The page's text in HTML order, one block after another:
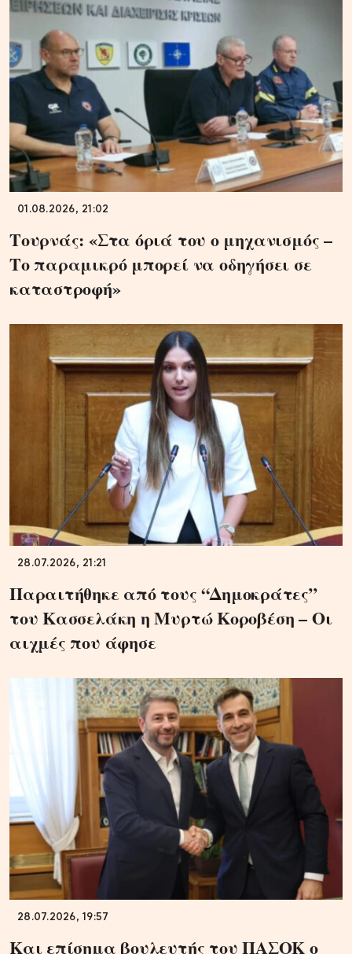
01.08.2026, 21:02
Τουρνάς: «Στα όριά του ο μηχανισμός –
Το παραμικρό μπορεί να οδηγήσει σε
καταστροφή»
28.07.2026, 21:21
Παραιτήθηκε από τους “Δημοκράτες”
του Κασσελάκη η Μυρτώ Κοροβέση – Οι
αιχμές που άφησε
28.07.2026, 19:57
Και επίσημα βουλευτής του ΠΑΣΟΚ ο